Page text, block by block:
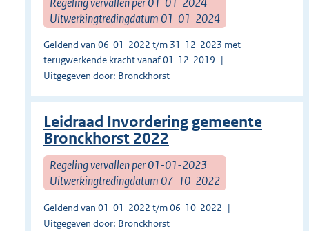
Uitwerkingtredingdatum 01-01-2024
Geldend van 06-01-2022 t/m 31-12-2023 met
terugwerkende kracht vanaf 01-12-2019
Uitgegeven door: Bronckhorst
Leidraad Invordering gemeente
Bronckhorst 2022
Regeling vervallen per 01-01-2023
Uitwerkingtredingdatum 07-10-2022
Geldend van 01-01-2022 t/m 06-10-2022
Uitgegeven door: Bronckhorst